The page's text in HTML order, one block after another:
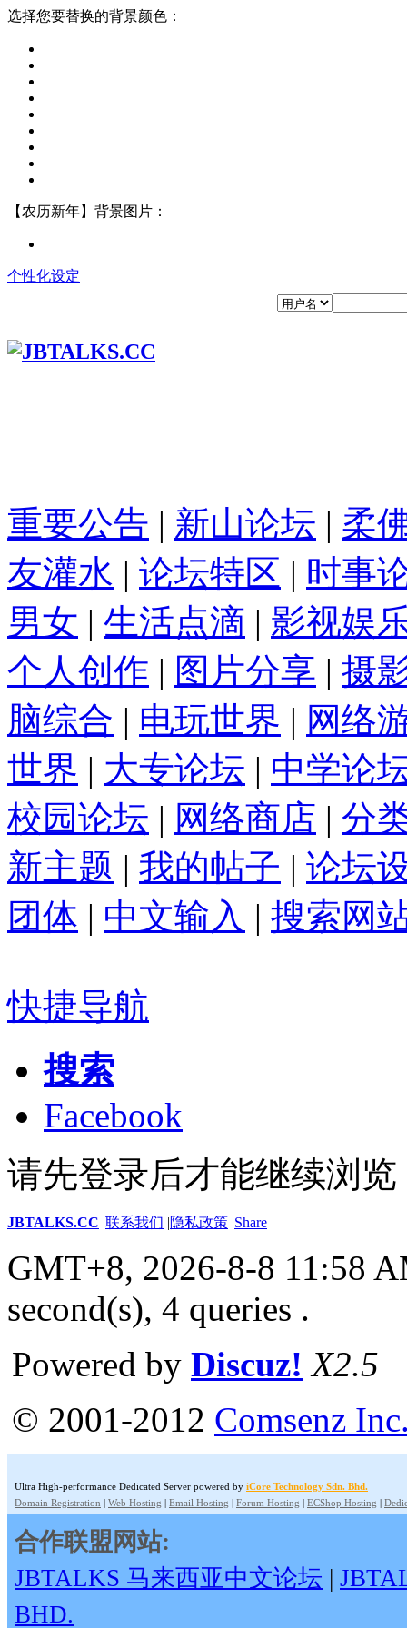
选择您要替换的背景颜色：
【农历新年】背景图片：
个性化设定
重要公告 | 新山论坛 | 柔
友灌水 | 论坛特区 | 时事
男女 | 生活点滴 | 影视娱
个人创作 | 图片分享 | 摄
脑综合 | 电玩世界 | 网络
世界 | 大专论坛 | 中学论
校园论坛 | 网络商店 | 分
新主题 | 我的帖子 | 论坛
团体 | 中文输入 | 搜索网
快捷导航
搜索
Facebook
请先登录后才能继续浏览
JBTALKS.CC |联系我们 |隐私政策 |Share
GMT+8, 2026-8-8 11:58
second(s), 4 queries .
Powered by Discuz! X2.5
© 2001-2012 Comsenz
Ultra High-performance Dedicated Server powered by iCore Technology Sdn. Bhd.
Domain Registration | Web Hosting | Email Hosting | Forum Hosting | ECShop Hosting |
合作联盟网站:
JBTALKS 马来西亚中文论坛 |
BHD.